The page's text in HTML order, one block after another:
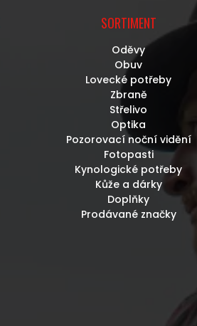
SORTIMENT
Oděvy
Obuv
Lovecké potřeby
Zbraně
Střelivo
Optika
Pozorovací noční vidění
Fotopasti
Kynologické potřeby
Kůže a dárky
Doplňky
Prodávané značky